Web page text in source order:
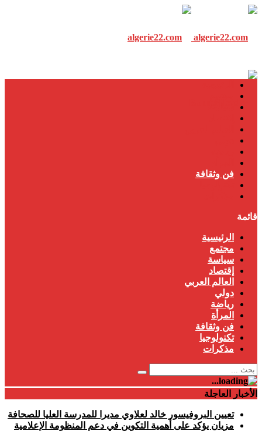
فن وثقافة
قائمة
الرئيسية
مجتمع
سياسة
إقتصاد
العالم العربي
دولي
رياضة
المرأة
فن وثقافة
تكنولوجيا
مذكرات
الأخبار العاجلة
تعيين البروفيسور خالد لعلاوي مديرا للمدرسة العليا للصحافة
مزيان يؤكد على أهمية التكوين في دعم المنظومة الإعلامية